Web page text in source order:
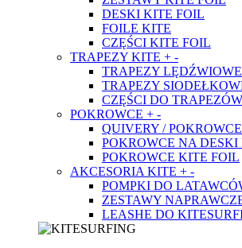
DESKI KITE FOIL
FOILE KITE
CZĘŚCI KITE FOIL
TRAPEZY KITE + -
TRAPEZY LĘDŹWIOWE
TRAPEZY
CZĘŚCI DO TRAPEZÓW
POKROWCE + -
QUIVERY /
POKROWCE NA DESKI
POKROWCE KITE FOIL
AKCESORIA KITE + -
POMPKI DO
ZESTAWY
LEASHE DO